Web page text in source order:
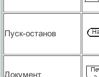
Пуск-останов
Документ